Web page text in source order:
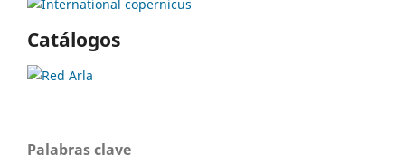
Catálogos
Palabras clave